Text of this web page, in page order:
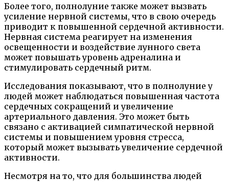
Более того, полнолуние также может вызвать
усиление нервной системы, что в свою очередь
приводит к повышенной сердечной активности.
Нервная система реагирует на изменения
освещенности и воздействие лунного света
может повышать уровень адреналина и
стимулировать сердечный ритм.
Исследования показывают, что в полнолуние у
людей может наблюдаться повышенная частота
сердечных сокращений и увеличение
артериального давления. Это может быть
связано с активацией симпатической нервной
системы и повышением уровня стресса,
который может вызывать увеличение сердечной
активности.
Несмотря на то, что для большинства людей